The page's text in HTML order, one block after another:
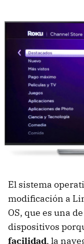
El sistema
modificación a
OS, que es una
dispositivos
facilidad, la